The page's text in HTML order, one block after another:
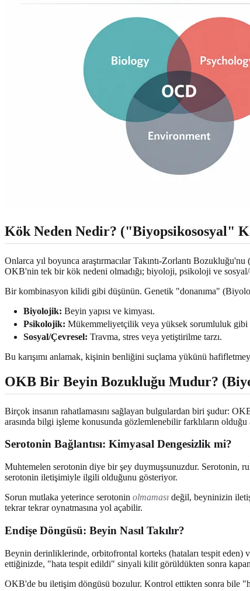
Kök Neden Nedir? ("Biyopsikososyal"
Onlarca yıl boyunca araştırmacılar Takıntı-Zorlantı
OKB'nin tek bir kök nedeni olmadığı; biyoloji, psikoloji ve
Bir kombinasyon kilidi gibi düşünün. Genetik "donanıma"
Biyolojik: Beyin yapısı ve kimyası.
Psikolojik: Mükemmeliyetçilik veya yüksek sorumluluk
Sosyal/Çevresel: Travma, stres veya yetiştirilme tarzı.
Bu karışımı anlamak, kişinin benliğini suçlama yükünü
OKB Bir Beyin Bozukluğu Mudur?
Birçok insanın rahatlamasını sağlayan bulgulardan biri şudur:
arasında bilgi işleme konusunda gözlemlenebilir farklıların olduğu
Serotonin Bağlantısı: Kimyasal Dengesizlik mi?
Muhtemelen serotonin diye bir şey duymuşsunuzdur. Serotonin,
serotonin iletişimiyle ilgili olduğunu gösteriyor.
Sorun mutlaka yeterince serotonin olmaması değil, beyninizin
tekrar tekrar oynatmasına yol açabilir.
Endişe Döngüsü: Beyin Nasıl Takılır?
Beynin derinliklerinde, orbitofrontal korteks (hataları tespit eden)
ettiğinizde, "hata tespit edildi" sinyali kilit görüldükten sonra
OKB'de bu iletişim döngüsü bozulur. Kontrol ettikten sonra bile